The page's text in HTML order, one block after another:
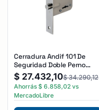
Cerradura Andif 101 De
Seguridad Doble Perno
Reforzada Plateado
$ 27.432,10$34.290,12
Ahorrás $ 6.858,02 vs
MercadoLibre